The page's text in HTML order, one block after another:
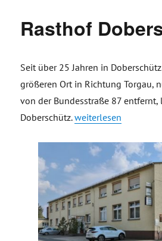
Rasthof
Seit über 25 Jahren in
größeren Ort in Richtung Torgau,
von der Bundesstraße 87
Doberschütz.„Rasthof Doberschütz“
weiterlesen